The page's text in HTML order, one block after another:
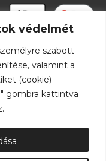
védelmét
szabott
valamint a
(cookie)
gombra kattintva